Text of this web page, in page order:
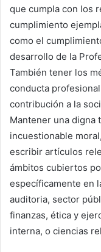
que cumpla con los
cumplimiento
como el
desarrollo de la
También tener los
conducta
contribución a la
Mantener una digna
incuestionable moral,
escribir artículos
ámbitos cubiertos
específicamente en
auditoria, sector
finanzas, ética y
interna, o ciencias